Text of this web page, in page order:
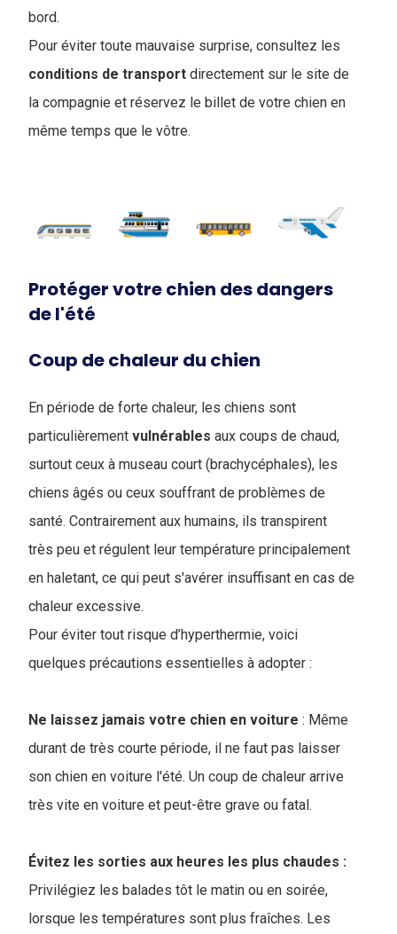
bord.
Pour éviter toute mauvaise surprise, consultez les
conditions de transport directement sur le site de
la compagnie et réservez le billet de votre chien en
même temps que le vôtre.
Protéger votre chien des dangers
de l'été
Coup de chaleur du chien
En période de forte chaleur, les chiens sont
particulièrement vulnérables aux coups de chaud,
surtout ceux à museau court (brachycéphales), les
chiens âgés ou ceux souffrant de problèmes de
santé. Contrairement aux humains, ils transpirent
très peu et régulent leur température principalement
en haletant, ce qui peut s'avérer insuffisant en cas de
chaleur excessive.
Pour éviter tout risque d’hyperthermie, voici
quelques précautions essentielles à adopter :
Ne laissez jamais votre chien en voiture : Même
durant de très courte période, il ne faut pas laisser
son chien en voiture l'été. Un coup de chaleur arrive
très vite en voiture et peut-être grave ou fatal.
Évitez les sorties aux heures les plus chaudes :
Privilégiez les balades tôt le matin ou en soirée,
lorsque les températures sont plus fraîches. Les